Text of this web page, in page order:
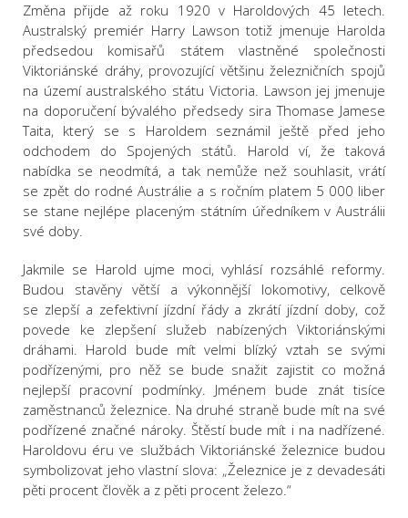
Změna přijde až roku 1920 v Haroldových 45 letech.
Australský premiér Harry Lawson totiž jmenuje Harolda
předsedou komisařů státem vlastněné společnosti
Viktoriánské dráhy, provozující většinu železničních spojů
na území australského státu Victoria. Lawson jej jmenuje
na doporučení bývalého předsedy sira Thomase Jamese
Taita, který se s Haroldem seznámil ještě před jeho
odchodem do Spojených států. Harold ví, že taková
nabídka se neodmítá, a tak nemůže než souhlasit, vrátí
se zpět do rodné Austrálie a s ročním platem 5 000 liber
se stane nejlépe placeným státním úředníkem v Austrálii
své doby.
Jakmile se Harold ujme moci, vyhlásí rozsáhlé reformy.
Budou stavěny větší a výkonnější lokomotivy, celkově
se zlepší a zefektivní jízdní řády a zkrátí jízdní doby, což
povede ke zlepšení služeb nabízených Viktoriánskými
dráhami. Harold bude mít velmi blízký vztah se svými
podřízenými, pro něž se bude snažit zajistit co možná
nejlepší pracovní podmínky. Jménem bude znát tisíce
zaměstnanců železnice. Na druhé straně bude mít na své
podřízené značné nároky. Štěstí bude mít i na nadřízené.
Haroldovu éru ve službách Viktoriánské železnice budou
symbolizovat jeho vlastní slova: „Železnice je z devadesáti
pěti procent člověk a z pěti procent železo.“